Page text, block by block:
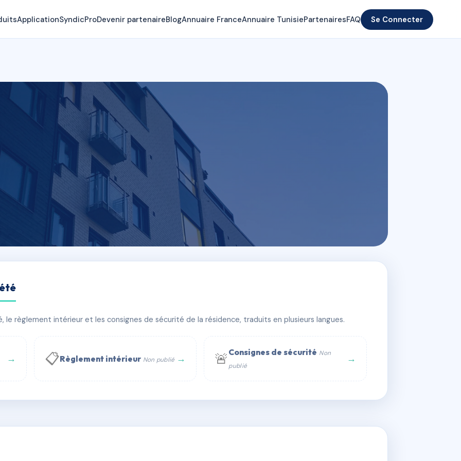
ApplicationSyndicProDevenir partenaireBlogAnnuaire FranceAnnuaire TunisiePartenairesFAQ Se Connecter
WhatsApp
règlement intérieur et les consignes de sécurité de la résidence, traduits en plusieurs langues.
→ 📋Règlement intérieur Non publié → 🚨 Consignes de sécurité Non
publié
→
AD7681760 🇫🇷